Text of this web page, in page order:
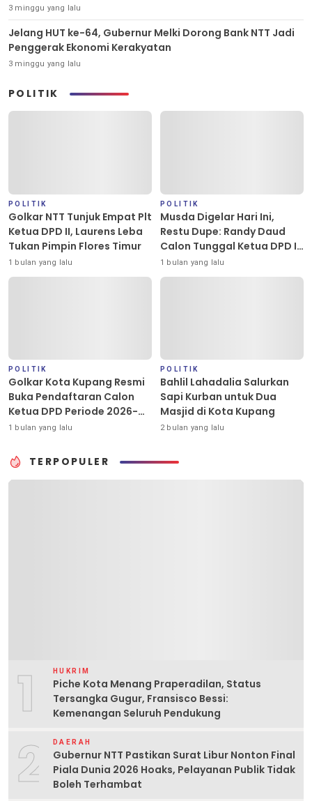
3 minggu yang lalu
Jelang HUT ke-64, Gubernur Melki Dorong Bank NTT Jadi
Penggerak Ekonomi Kerakyatan
3 minggu yang lalu
POLITIK
POLITIK
Golkar NTT Tunjuk Empat Plt
Ketua DPD II, Laurens Leba
Tukan Pimpin Flores Timur
1 bulan yang lalu
POLITIK
Musda Digelar Hari Ini,
Restu Dupe: Randy Daud
Calon Tunggal Ketua DPD II
Golkar Kota Kupang
1 bulan yang lalu
POLITIK
Golkar Kota Kupang Resmi
Buka Pendaftaran Calon
Ketua DPD Periode 2026-
2031
1 bulan yang lalu
POLITIK
Bahlil Lahadalia Salurkan
Sapi Kurban untuk Dua
Masjid di Kota Kupang
2 bulan yang lalu
TERPOPULER
1 HUKRIM
Piche Kota Menang Praperadilan, Status
Tersangka Gugur, Fransisco Bessi:
Kemenangan Seluruh Pendukung
2 DAERAH
Gubernur NTT Pastikan Surat Libur Nonton Final
Piala Dunia 2026 Hoaks, Pelayanan Publik Tidak
Boleh Terhambat